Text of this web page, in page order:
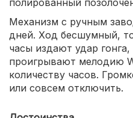
Механизм с ручным
дней. Ход бесшумный,
часы издают удар
проигрывают мелодию
количеству часов.
или совсем отключить.